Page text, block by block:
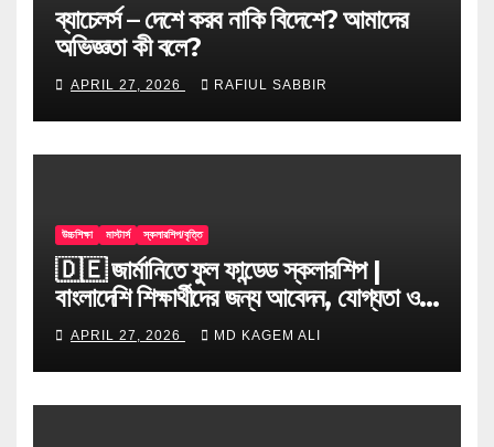
ব্যাচেলর্স – দেশে করব নাকি বিদেশে? আমাদের
অভিজ্ঞতা কী বলে?
APRIL 27, 2026 RAFIUL SABBIR
উচ্চশিক্ষা মাস্টার্স স্কলারশিপ/বৃত্তি
🇩🇪 জার্মানিতে ফুল ফান্ডেড স্কলারশিপ |
বাংলাদেশি শিক্ষার্থীদের জন্য আবেদন, যোগ্যতা ও
টিপস
APRIL 27, 2026 MD KAGEM ALI